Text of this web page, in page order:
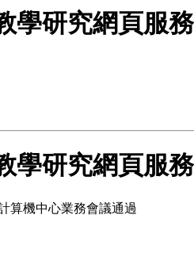
學研究網頁服務
學研究網頁服
算機中心業務會議通過